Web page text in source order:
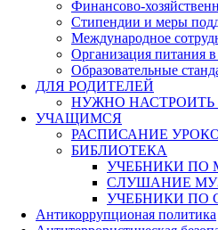
Финансово-
Стипендии и меры
Международное
Организация питания
Образовательные
ДЛЯ РОДИТЕЛЕЙ
НУЖНО НАСТРОИТЬ
УЧАЩИМСЯ
РАСПИСАНИЕ
БИБЛИОТЕКА
УЧЕБНИКИ ПО
СЛУШАНИЕ
УЧЕБНИКИ ПО
Антикоррупционая политика